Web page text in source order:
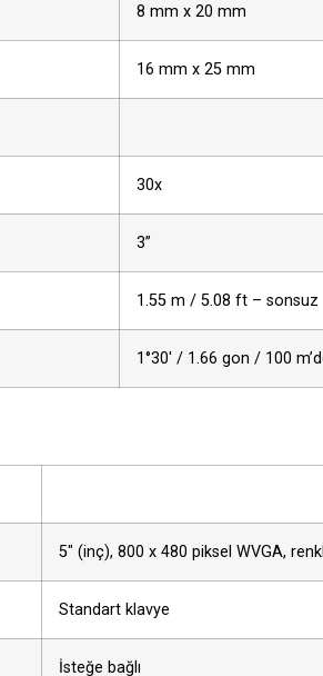
8 mm x 20 mm
16 mm x 25 mm
30x
3”
1.55 m / 5.08 ft – sonsuz
1°30′ / 1.66 gon / 100
5″ (inç), 800 x 480 piksel WVGA,
Standart klavye
İsteğe bağlı